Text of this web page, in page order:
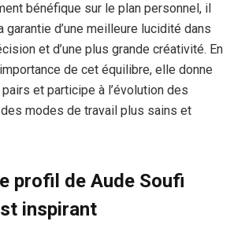
bénéfique sur le plan personnel, il
garantie d’une meilleure lucidité dans
et d’une plus grande créativité. En
de cet équilibre, elle donne
et participe à l’évolution des
modes de travail plus sains et
profil de Aude Soufi
inspirant